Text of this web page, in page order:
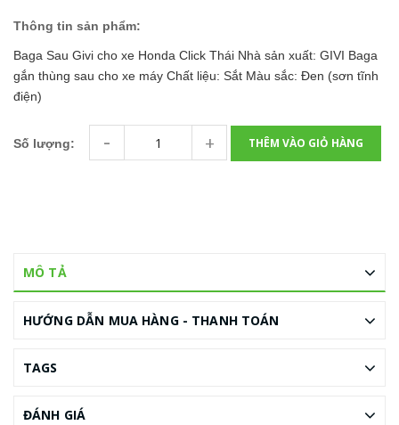
Thông tin sản phẩm:
Baga Sau Givi cho xe Honda Click Thái Nhà sản xuất: GIVI Baga
gắn thùng sau cho xe máy Chất liệu: Sắt Màu sắc: Đen (sơn tĩnh
điện)
Số lượng: - + THÊM VÀO GIỎ HÀNG
MÔ TẢ
HƯỚNG DẪN MUA HÀNG - THANH TOÁN
TAGS
ĐÁNH GIÁ